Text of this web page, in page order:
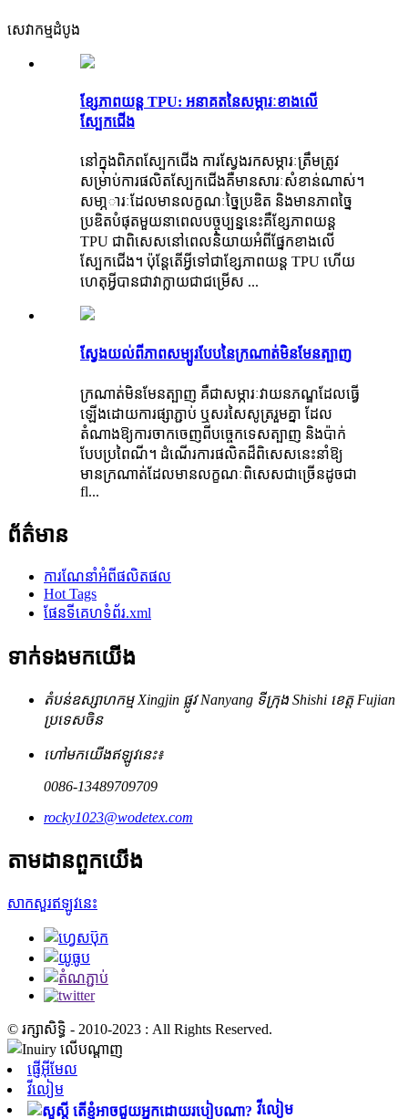
សេវាកម្មដំបូង
ខ្សែភាពយន្ត TPU: អនាគតនៃសម្ភារៈខាងលើ
ស្បែកជើង
នៅក្នុងពិភពស្បែកជើង ការស្វែងរកសម្ភារៈត្រឹមត្រូវ
សម្រាប់ការផលិតស្បែកជើងគឺមានសារៈសំខាន់ណាស់។
សមា្ភារៈដែលមានលក្ខណៈច្នៃប្រឌិត និងមានភាពច្នៃ
ប្រឌិតបំផុតមួយនាពេលបច្ចុប្បន្ននេះគឺខ្សែភាពយន្ត
TPU ជាពិសេសនៅពេលនិយាយអំពីផ្នែកខាងលើ
ស្បែកជើង។ ប៉ុន្តែតើអ្វីទៅជាខ្សែភាពយន្ត TPU ហើយ
ហេតុអ្វីបានជាវាក្លាយជាជម្រើស ...
ស្វែងយល់ពីភាពសម្បូរបែបនៃក្រណាត់មិនមែនត្បាញ
ក្រណាត់មិនមែនត្បាញ គឺជាសម្ភារៈវាយនភណ្ឌដែលធ្វើ
ឡើងដោយការផ្សាភ្ជាប់ ឬសរសៃសូត្ររួមគ្នា ដែល
តំណាងឱ្យការចាកចេញពីបច្ចេកទេសត្បាញ និងប៉ាក់
បែបប្រពៃណី។ ដំណើរ​ការ​ផលិត​ដ៏​ពិសេស​នេះ​នាំ​ឱ្យ​
មាន​ក្រណាត់​ដែល​មាន​លក្ខណៈ​ពិសេស​ជា​ច្រើន​ដូច​ជា
fl...
ព័ត៌មាន
ការណែនាំអំពីផលិតផល
Hot Tags
ផែនទីគេហទំព័រ.xml
ទាក់ទងមកយើង
តំបន់ឧស្សាហកម្ម Xingjin ផ្លូវ Nanyang ទីក្រុង Shishi ខេត្ត Fujian
ប្រទេសចិន
ហៅមកយើងឥឡូវនេះ៖
0086-13489709709
rocky1023@wodetex.com
តាមដានពួកយើង
សាកសួរឥឡូវនេះ
© រក្សាសិទ្ធិ - 2010-2023 : All Rights Reserved.
ផ្ញើអ៊ីមែល
វីលៀម
វីលៀម